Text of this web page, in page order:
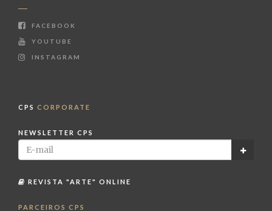
FACEBOOK
YOUTUBE
INSTAGRAM
CPS CORPORATE
NEWSLETTER CPS
REVISTA "ARTE" ONLINE
PARCEIROS CPS